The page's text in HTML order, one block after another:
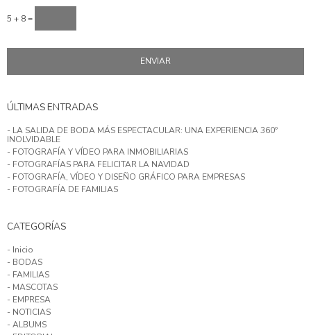
5 + 8 =
ÚLTIMAS ENTRADAS
- LA SALIDA DE BODA MÁS ESPECTACULAR: UNA EXPERIENCIA 360º
INOLVIDABLE
- FOTOGRAFÍA Y VÍDEO PARA INMOBILIARIAS
- FOTOGRAFÍAS PARA FELICITAR LA NAVIDAD
- FOTOGRAFÍA, VÍDEO Y DISEÑO GRÁFICO PARA EMPRESAS
- FOTOGRAFÍA DE FAMILIAS
CATEGORÍAS
- Inicio
- BODAS
- FAMILIAS
- MASCOTAS
- EMPRESA
- NOTICIAS
- ALBUMS